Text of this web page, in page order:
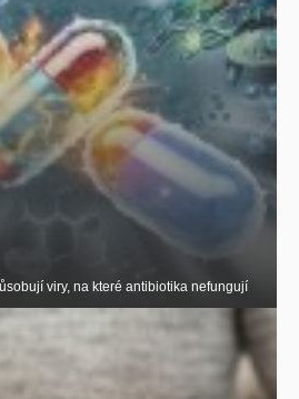
viry, na které antibiotika nefungují